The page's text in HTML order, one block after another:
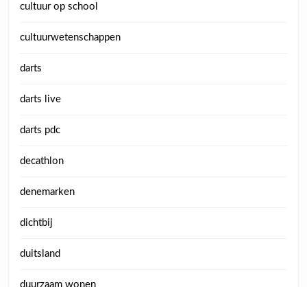
cultuur op school
cultuurwetenschappen
darts
darts live
darts pdc
decathlon
denemarken
dichtbij
duitsland
duurzaam wonen